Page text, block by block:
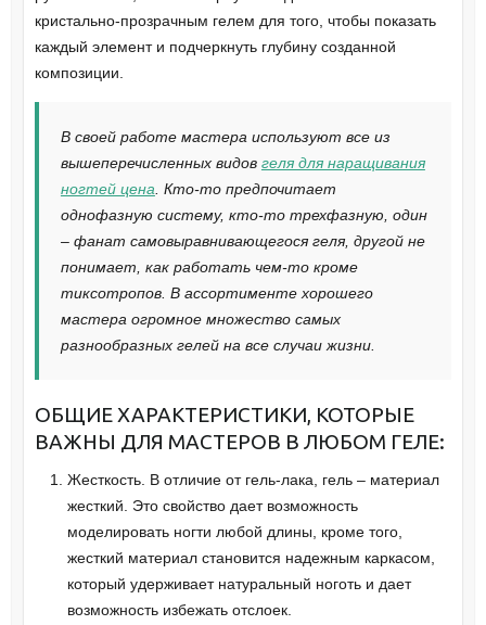
кристально-прозрачным гелем для того, чтобы показать
каждый элемент и подчеркнуть глубину созданной
композиции.
В своей работе мастера используют все из
вышеперечисленных видов геля для наращивания
ногтей цена . Кто-то предпочитает
однофазную систему, кто-то трехфазную, один
– фанат самовыравнивающегося геля, другой не
понимает, как работать чем-то кроме
тиксотропов. В ассортименте хорошего
мастера огромное множество самых
разнообразных гелей на все случаи жизни.
ОБЩИЕ ХАРАКТЕРИСТИКИ, КОТОРЫЕ
ВАЖНЫ ДЛЯ МАСТЕРОВ В ЛЮБОМ ГЕЛЕ:
Жесткость. В отличие от гель-лака, гель – материал
жесткий. Это свойство дает возможность
моделировать ногти любой длины, кроме того,
жесткий материал становится надежным каркасом,
который удерживает натуральный ноготь и дает
возможность избежать отслоек.